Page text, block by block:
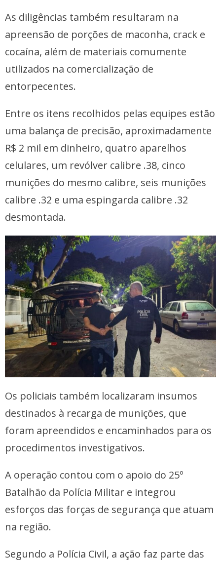
As diligências também resultaram na
apreensão de porções de maconha, crack e
cocaína, além de materiais comumente
utilizados na comercialização de
entorpecentes.
Entre os itens recolhidos pelas equipes estão
uma balança de precisão, aproximadamente
R$ 2 mil em dinheiro, quatro aparelhos
celulares, um revólver calibre .38, cinco
munições do mesmo calibre, seis munições
calibre .32 e uma espingarda calibre .32
desmontada.
Os policiais também localizaram insumos
destinados à recarga de munições, que
foram apreendidos e encaminhados para os
procedimentos investigativos.
A operação contou com o apoio do 25º
Batalhão da Polícia Militar e integrou
esforços das forças de segurança que atuam
na região.
Segundo a Polícia Civil, a ação faz parte das